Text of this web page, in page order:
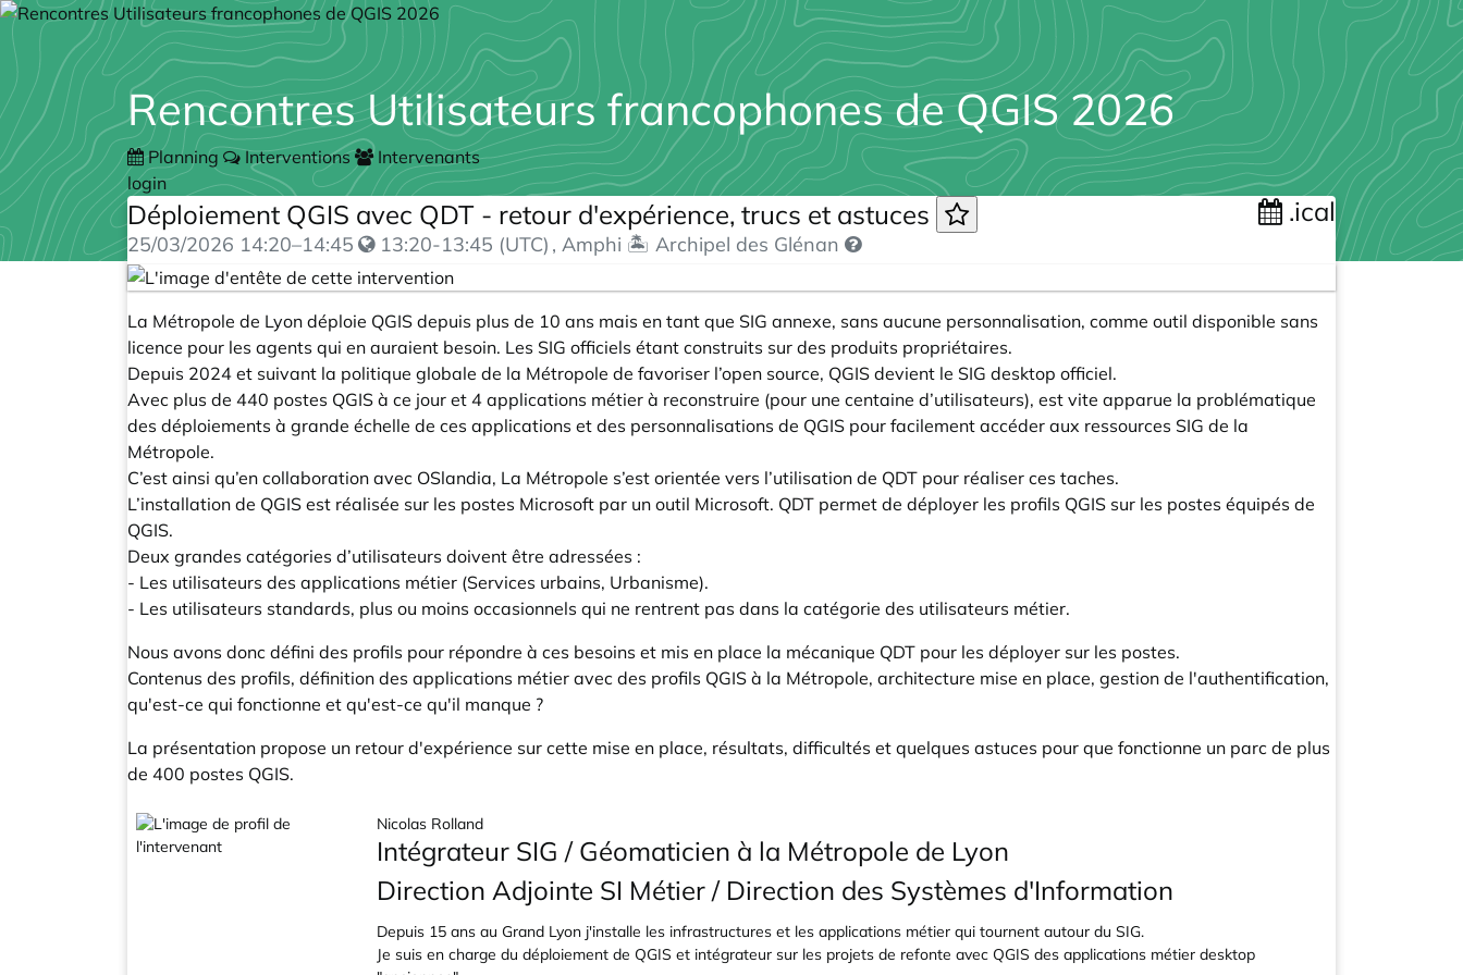
Rencontres Utilisateurs francophones de QGIS 2026
Planning Interventions
Intervenants
login
Déploiement QGIS avec QDT - retour d'expérience, trucs et astuces .ical
25/03/2026 14:20–14:45 13:20-13:45 (UTC) , Amphi 🏝️ Archipel des Glénan
La Métropole de Lyon déploie QGIS depuis plus de 10 ans mais en tant que SIG annexe, sans aucune personnalisation, comme outil disponible sans
licence pour les agents qui en auraient besoin. Les SIG officiels étant construits sur des produits propriétaires.
Depuis 2024 et suivant la politique globale de la Métropole de favoriser l’open source, QGIS devient le SIG desktop officiel.
Avec plus de 440 postes QGIS à ce jour et 4 applications métier à reconstruire (pour une centaine d’utilisateurs), est vite apparue la problématique
des déploiements à grande échelle de ces applications et des personnalisations de QGIS pour facilement accéder aux ressources SIG de la
Métropole.
C’est ainsi qu’en collaboration avec OSlandia, La Métropole s’est orientée vers l’utilisation de QDT pour réaliser ces taches.
L’installation de QGIS est réalisée sur les postes Microsoft par un outil Microsoft. QDT permet de déployer les profils QGIS sur les postes équipés de
QGIS.
Deux grandes catégories d’utilisateurs doivent être adressées :
- Les utilisateurs des applications métier (Services urbains, Urbanisme).
- Les utilisateurs standards, plus ou moins occasionnels qui ne rentrent pas dans la catégorie des utilisateurs métier.
Nous avons donc défini des profils pour répondre à ces besoins et mis en place la mécanique QDT pour les déployer sur les postes.
Contenus des profils, définition des applications métier avec des profils QGIS à la Métropole, architecture mise en place, gestion de l'authentification,
qu'est-ce qui fonctionne et qu'est-ce qu'il manque ?
La présentation propose un retour d'expérience sur cette mise en place, résultats, difficultés et quelques astuces pour que fonctionne un parc de plus
de 400 postes QGIS.
Nicolas Rolland
Intégrateur SIG / Géomaticien à la Métropole de Lyon
Direction Adjointe SI Métier / Direction des Systèmes d'Information
Depuis 15 ans au Grand Lyon j'installe les infrastructures et les applications métier qui tournent autour du SIG.
Je suis en charge du déploiement de QGIS et intégrateur sur les projets de refonte avec QGIS des applications métier desktop